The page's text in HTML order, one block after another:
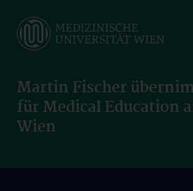
main
Martin Fischer
für Medical Education
Wien